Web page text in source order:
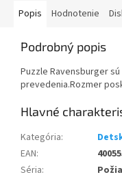
Popis Hodnotenie
Podrobný popis
Puzzle Ravensburger
prevedenia.Rozmer
Kategória:
EAN:
Séria: